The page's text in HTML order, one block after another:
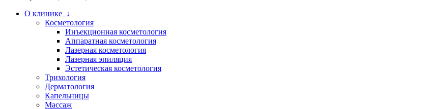
О клинике ↓
Косметология
Инъекционная косметология
Аппаратная косметология
Лазерная косметология
Лазерная эпиляция
Эстетическая косметология
Трихология
Дерматология
Капельницы
Массаж